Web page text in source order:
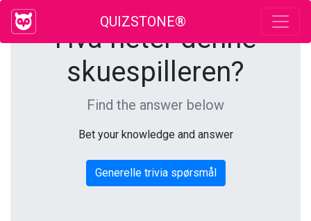
QUIZSTONE®
Hva heter denne
skuespilleren?
Find the answer below
Bet your knowledge and answer
Generelle trivia spørsmål